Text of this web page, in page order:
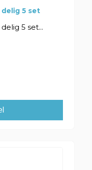
5 set
5 set...